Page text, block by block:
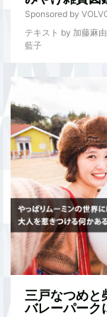
Sponsored by
テキスト by 加藤麻
藍子
三戸なつめと
バレーパーク